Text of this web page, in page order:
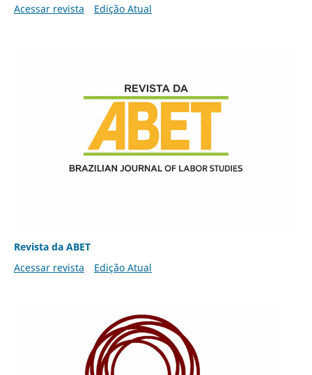
Acessar revista Edição Atual
Revista da ABET
Acessar revista
Edição Atual